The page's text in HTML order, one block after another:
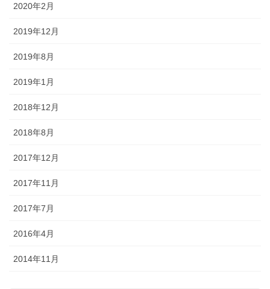
2020年2月
2019年12月
2019年8月
2019年1月
2018年12月
2018年8月
2017年12月
2017年11月
2017年7月
2016年4月
2014年11月